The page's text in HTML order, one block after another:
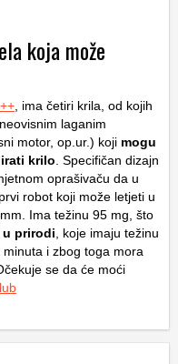
koja može
, ima četiri krila, od kojih
laganim
motor, op.ur.) koji mogu
krilo . Specifičan dizajn
oprašivaču da u
robot koji može letjeti u
Ima težinu 95 mg, što
prirodi , koje imaju težinu
i zbog toga mora
se da će moći